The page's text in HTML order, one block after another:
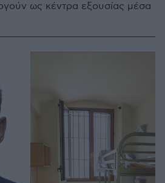
ως κέντρα εξουσίας μέσα